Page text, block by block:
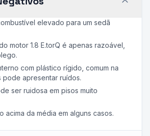
elevado para um sedã
motor 1.8 E.torQ é apenas razoável,
com plástico rígido, comum na
pode apresentar ruídos.
ser ruidosa em pisos muito
acima da média em alguns casos.